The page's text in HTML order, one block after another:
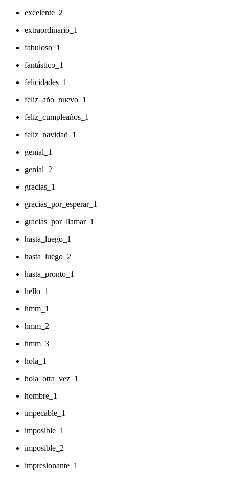
excelente_2
extraordinario_1
fabuloso_1
fantástico_1
felicidades_1
feliz_año_nuevo_1
feliz_cumpleaños_1
feliz_navidad_1
genial_1
genial_2
gracias_1
gracias_por_esperar_1
gracias_por_llamar_1
hasta_luego_1
hasta_luego_2
hasta_pronto_1
hello_1
hmm_1
hmm_2
hmm_3
hola_1
hola_otra_vez_1
hombre_1
impecable_1
imposible_1
imposible_2
impresionante_1